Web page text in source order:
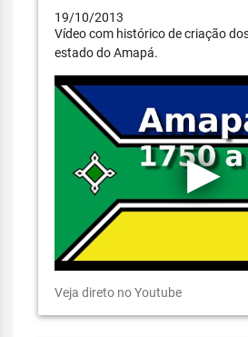
19/10/2013
Vídeo com histórico de criação
estado do Amapá.
Veja direto no Youtube